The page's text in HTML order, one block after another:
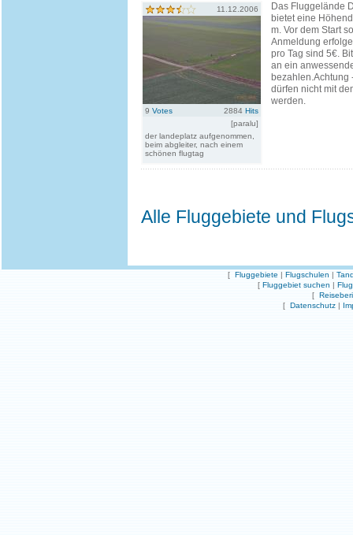
11.12.2006
9 Votes 2884 Hits
[paralu]
der landeplatz aufgenommen,
beim abgleiter, nach einem
schönen flugtag
Das Fluggelände
bietet eine
m. Vor dem Start
Anmeldung
pro Tag sind 5€.
an ein
bezahlen.Achtung
dürfen nicht mit
werden.
Alle Fluggebiete und
[ Fluggebiete | Flugschulen |
[ Fluggebiet suchen |
[
[ Datenschutz |